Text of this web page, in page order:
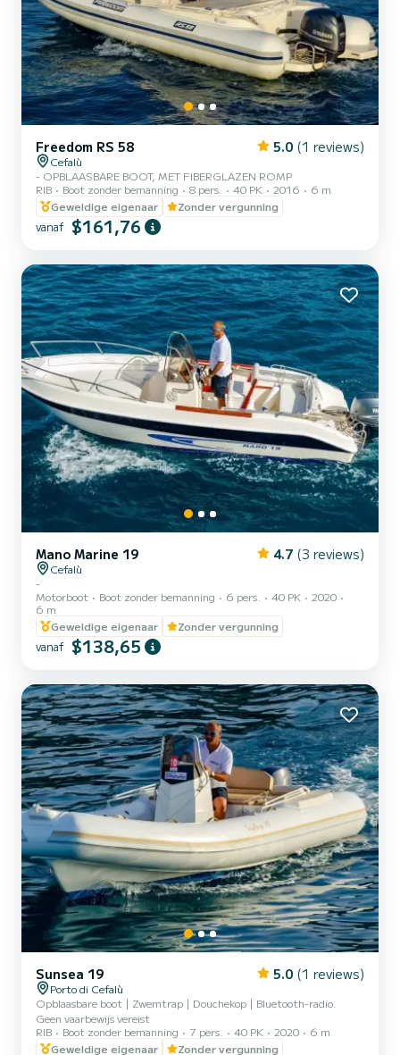
Freedom RS 58 5.0 (1 reviews)
Cefalù
- OPBLAASBARE BOOT, MET FIBERGLAZEN ROMP
RIB
Boot zonder bemanning 8 pers. 40 PK 2016
6 m
Geweldige eigenaar
Zonder vergunning
vanaf $161,76
Mano Marine 19 4.7 (3 reviews)
Cefalù
-
Motorboot
Boot zonder bemanning 6 pers. 40 PK
2020
6 m
Geweldige eigenaar
Zonder vergunning
vanaf $138,65
Sunsea 19 5.0 (1 reviews)
Porto di Cefalù
Opblaasbare boot | Zwemtrap | Douchekop | Bluetooth-radio.
Geen vaarbewijs vereist
RIB
Boot zonder bemanning 7 pers. 40 PK 2020
6 m
Geweldige eigenaar
Zonder vergunning